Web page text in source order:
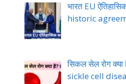
भारत EU
historic
सिकल सेल रोग
sickle cell